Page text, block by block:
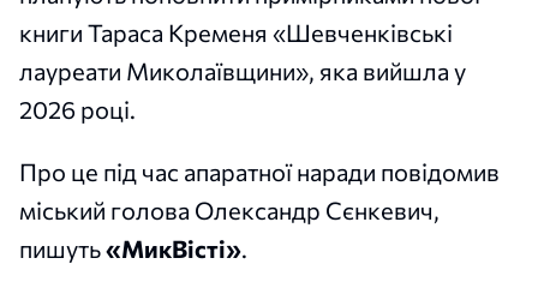
книги Тараса Кременя «Шевченківські
лауреати Миколаївщини», яка вийшла у
2026 році.
Про це під час апаратної наради повідомив
міський голова Олександр Сєнкевич,
пишуть«МикВісті».